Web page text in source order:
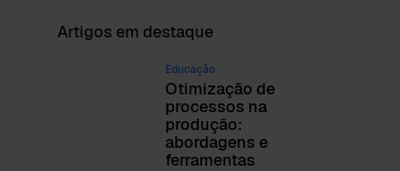
Artigos em destaque
Educação
Otimização de
processos na
produção:
abordagens e
ferramentas